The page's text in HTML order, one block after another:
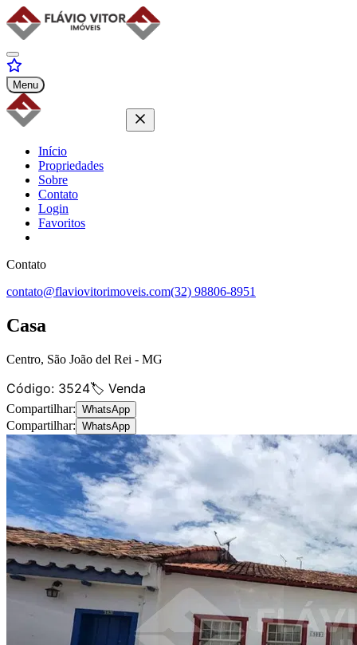
Menu
Início
Propriedades
Sobre
Contato
Login
Favoritos
Contato
contato@flaviovitorimoveis.com(32) 98806-8951
Casa
Centro, São João del Rei - MG
Código: 3524🏷️ Venda
Compartilhar: WhatsApp
Compartilhar: WhatsApp